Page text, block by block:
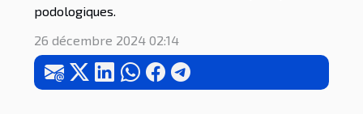
podologiques.
26 décembre 2024 02:14